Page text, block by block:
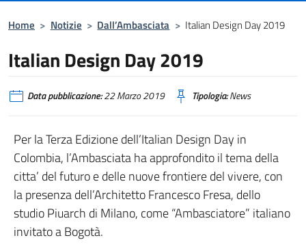
Home > Notizie > Dall’Ambasciata > Italian Design Day 2019
Italian Design Day 2019
Data pubblicazione:22 Marzo 2019 Tipologia:News
Per la Terza Edizione dell’Italian Design Day in
Colombia, l’Ambasciata ha approfondito il tema della
citta’ del futuro e delle nuove frontiere del vivere, con
la presenza dell’Architetto Francesco Fresa, dello
studio Piuarch di Milano, come “Ambasciatore” italiano
invitato a Bogotà.